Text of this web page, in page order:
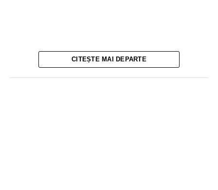
CITEȘTE MAI DEPARTE